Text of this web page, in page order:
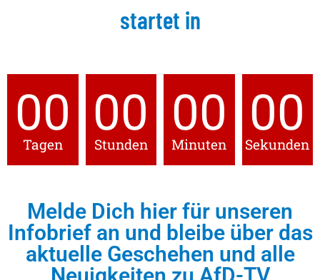
startet in
00
Tagen
00
Stunden
00
Minuten
00
Sekunden
Melde Dich hier für unseren
Infobrief an und bleibe über das
aktuelle Geschehen und alle